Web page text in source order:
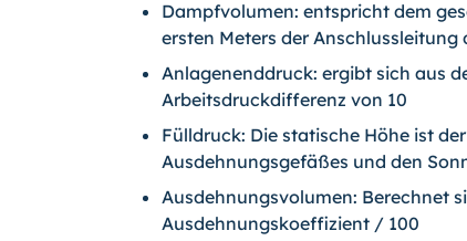
Dampfvolumen: entspricht dem
ersten Meters der Anschlussleitung
Anlagenenddruck: ergibt sich aus
Arbeitsdruckdifferenz von 10
Fülldruck: Die statische Höhe ist
Ausdehnungsgefäßes und den
Ausdehnungsvolumen: Berechnet
Ausdehnungskoeffizient / 100